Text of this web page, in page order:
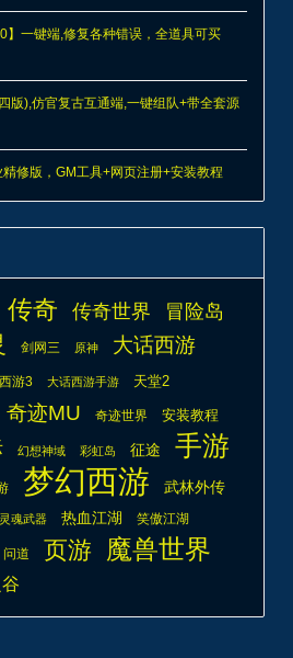
】一键端,修复各种错误，全道具可买
版),仿官复古互通端,一键组队+带全套源
修版，GM工具+网页注册+安装教程
传奇 传奇世界 冒险岛
剑网三 原神 大话西游
游3 大话西游手游 天堂2
奇迹MU 奇迹世界 安装教程
幻想神域 彩虹岛 征途 手游
梦幻西游
武林外传
灵魂武器 热血江湖 笑傲江湖
问道 页游 魔兽世界